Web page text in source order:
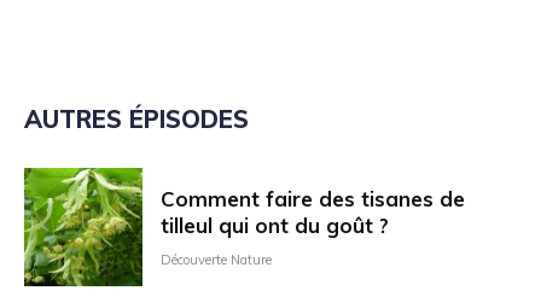
AUTRES ÉPISODES
Comment faire des tisanes de
tilleul qui ont du goût ?
Découverte Nature